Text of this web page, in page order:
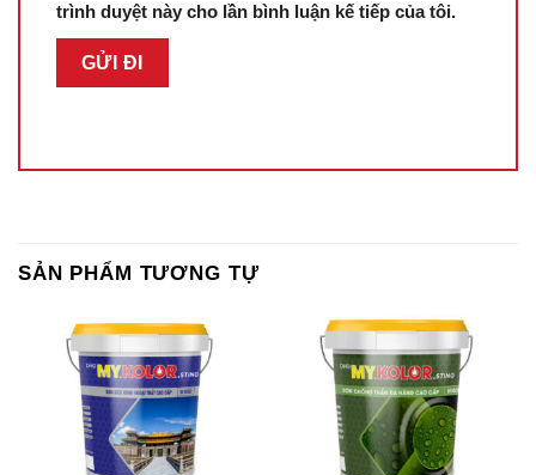
trình duyệt này cho lần bình luận kế tiếp của tôi.
SẢN PHẨM TƯƠNG TỰ